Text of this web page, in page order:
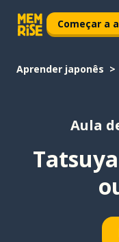
Começar a
Aprender japonês
Aula